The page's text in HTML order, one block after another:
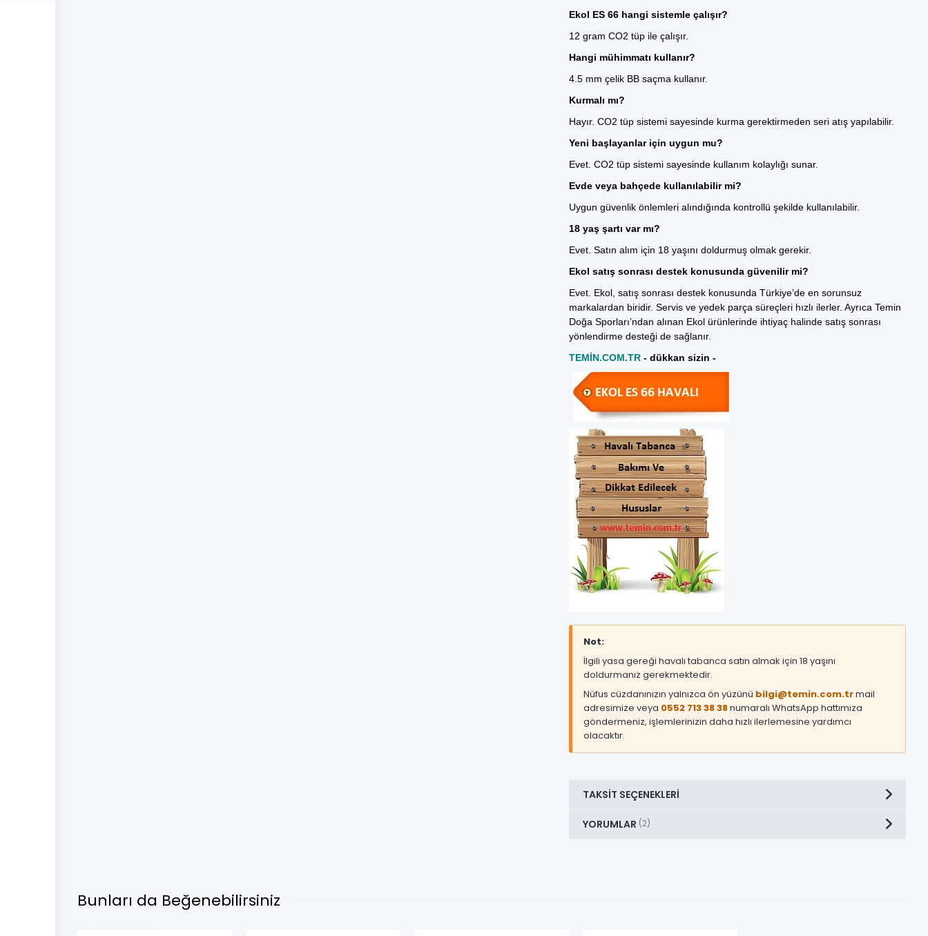
Ekol ES 66 hangi sistemle çalışır?
12 gram CO2 tüp ile çalışır.
Hangi mühimmatı kullanır?
4.5 mm çelik BB saçma kullanır.
Kurmalı mı?
Hayır. CO2 tüp sistemi sayesinde kurma gerektirmeden seri atış yapılabilir.
Yeni başlayanlar için uygun mu?
Evet. CO2 tüp sistemi sayesinde kullanım kolaylığı sunar.
Evde veya bahçede kullanılabilir mi?
Uygun güvenlik önlemleri alındığında kontrollü şekilde kullanılabilir.
18 yaş şartı var mı?
Evet. Satın alım için 18 yaşını doldurmuş olmak gerekir.
Ekol satış sonrası destek konusunda güvenilir mi?
Evet. Ekol, satış sonrası destek konusunda Türkiye’de en sorunsuz
markalardan biridir. Servis ve yedek parça süreçleri hızlı ilerler. Ayrıca Temin
Doğa Sporları’ndan alınan Ekol ürünlerinde ihtiyaç halinde satış sonrası
yönlendirme desteği de sağlanır.
TEMİN.COM.TR- dükkan sizin -
Not:
İlgili yasa gereği havalı tabanca satın almak için 18 yaşını
doldurmanız gerekmektedir.
Nüfus cüzdanınızın yalnızca ön yüzünü bilgi@temin.com.trmail
adresimize veya 0552 713 38 38numaralı WhatsApp hattımıza
göndermeniz, işlemlerinizin daha hızlı ilerlemesine yardımcı
olacaktır.
TAKSIT SEÇENEKLERI
YORUMLAR (2)
Bunları da Beğenebilirsiniz